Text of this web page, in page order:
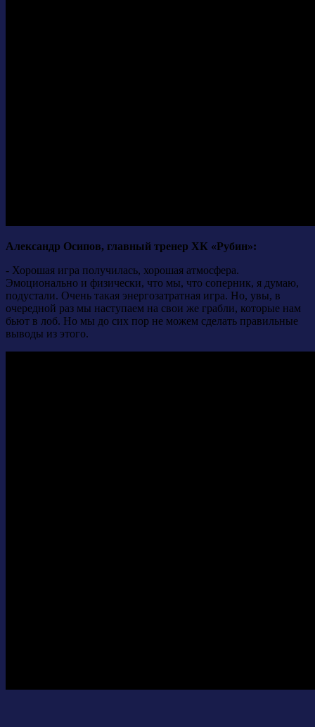
Александр Осипов, главный тренер ХК «Рубин»:
- Хорошая игра получилась, хорошая атмосфера.
Эмоционально и физически, что мы, что соперник, я думаю,
подустали. Очень такая энергозатратная игра. Но, увы, в
очередной раз мы наступаем на свои же грабли, которые нам
бьют в лоб. Но мы до сих пор не можем сделать правильные
выводы из этого.